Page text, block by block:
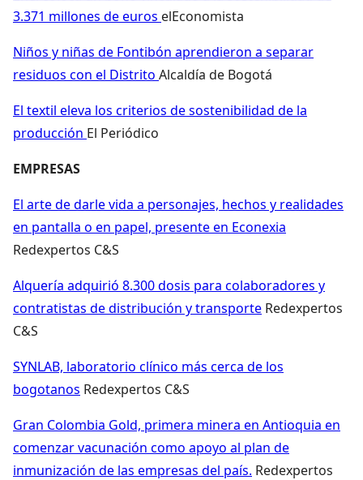
3.371 millones de euros elEconomista
Niños y niñas de Fontibón aprendieron a separar
residuos con el Distrito Alcaldía de Bogotá
El textil eleva los criterios de sostenibilidad de la
producción El Periódico
EMPRESAS
El arte de darle vida a personajes, hechos y realidades
en pantalla o en papel, presente en Econexia
Redexpertos C&S
Alquería adquirió 8.300 dosis para colaboradores y
contratistas de distribución y transporte Redexpertos
C&S
SYNLAB, laboratorio clínico más cerca de los
bogotanos Redexpertos C&S
Gran Colombia Gold, primera minera en Antioquia en
comenzar vacunación como apoyo al plan de
inmunización de las empresas del país. Redexpertos